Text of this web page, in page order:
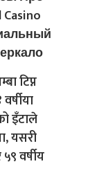
टिप्न
इँटाले
यसरी
वर्षीय